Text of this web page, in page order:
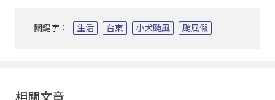
關鍵字： 生活 台東 小犬颱風 颱風假
相關文章